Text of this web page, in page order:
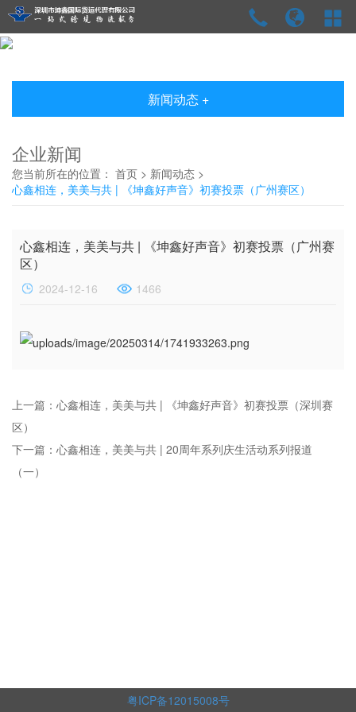
新闻动态 +
企业新闻
您当前所在的位置： 首页 > 新闻动态 >
心鑫相连，美美与共 | 《坤鑫好声音》初赛投票（广州赛区）
心鑫相连，美美与共 | 《坤鑫好声音》初赛投票（广州赛
区）
2024-12-16 1466
上一篇：心鑫相连，美美与共 | 《坤鑫好声音》初赛投票（深圳赛
区）
下一篇：心鑫相连，美美与共 | 20周年系列庆生活动系列报道
（一）
粤ICP备12015008号